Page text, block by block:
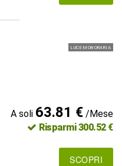
LUCE MONORARIA
A soli 63.81 €/Mese
Risparmi 300.52 €
SCOPRI